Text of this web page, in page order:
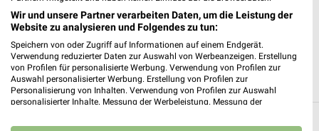
KiK Dortmund Mengede
Heimbrügge 8-10
44359 Dortmund Mengede
Heute
geschlossen
425,16 km • Angebote: 1 Prospekt
Wir und unsere Partner verarbeiten Daten, um die Leistung der
Website zu analysieren und Folgendes zu tun:
Speichern von oder Zugriff auf Informationen auf einem Endgerät.
Verwendung reduzierter Daten zur Auswahl von Werbeanzeigen. Erstellung
von Profilen für personalisierte Werbung. Verwendung von Profilen zur
Auswahl personalisierter Werbung. Erstellung von Profilen zur
Personalisierung von Inhalten. Verwendung von Profilen zur Auswahl
personalisierter Inhalte. Messung der Werbeleistung. Messung der
Kombinationen von Daten aus verschiedenen Quellen. Entwicklung und